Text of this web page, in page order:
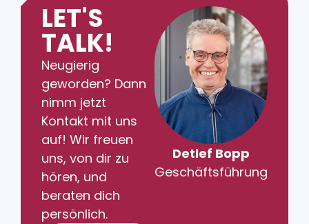
LET'S
TALK!
Neugierig
geworden? Dann
nimm jetzt
Kontakt mit uns
auf! Wir freuen
uns, von dir zu
hören, und
beraten dich
persönlich.
Detlef Bopp
Geschäftsführung